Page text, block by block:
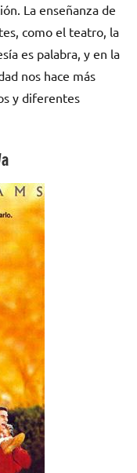
La enseñanza de
como el teatro, la
es palabra, y en la
nos hace más
y diferentes